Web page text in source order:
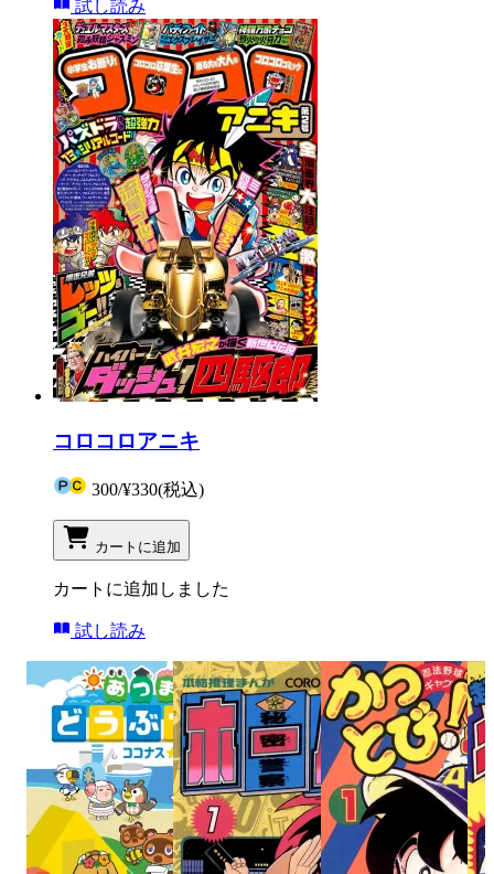
試し読み
コロコロアニキ
300/¥330(税込)
カートに追加
カートに追加しました
試し読み